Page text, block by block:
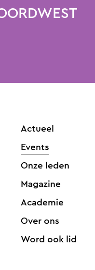
Actueel
Events
Onze leden
Magazine
Academie
Over ons
Word ook lid